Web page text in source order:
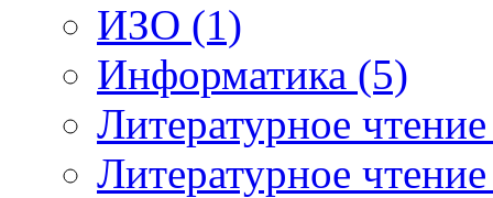
ИЗО (1)
Информатика (5)
Литературное
Литературное